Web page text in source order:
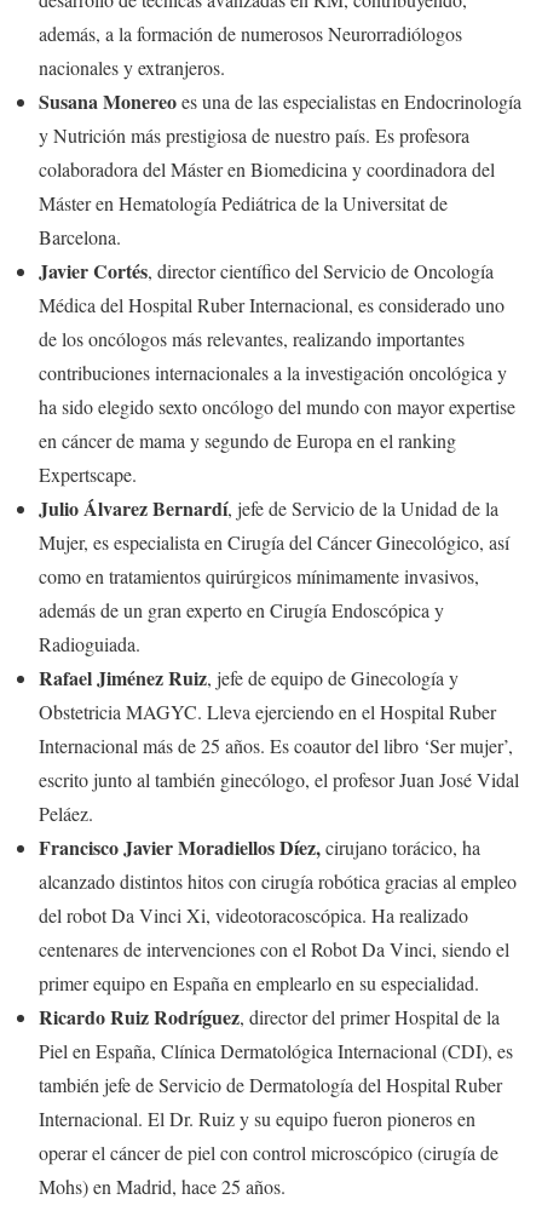
además, a la formación de numerosos Neurorradiólogos
nacionales y extranjeros.
Susana Monereoes una de las especialistas en Endocrinología
y Nutrición más prestigiosa de nuestro país. Es profesora
colaboradora del Máster en Biomedicina y coordinadora del
Máster en Hematología Pediátrica de la Universitat de
Barcelona.
Javier Cortés, director científico del Servicio de Oncología
Médica del Hospital Ruber Internacional, es considerado uno
de los oncólogos más relevantes, realizando importantes
contribuciones internacionales a la investigación oncológica y
ha sido elegido sexto oncólogo del mundo con mayor expertise
en cáncer de mama y segundo de Europa en el ranking
Expertscape.
Julio Álvarez Bernardí, jefe de Servicio de la Unidad de la
Mujer, es especialista en Cirugía del Cáncer Ginecológico, así
como en tratamientos quirúrgicos mínimamente invasivos,
además de un gran experto en Cirugía Endoscópica y
Radioguiada.
Rafael Jiménez Ruiz, jefe de equipo de Ginecología y
Obstetricia MAGYC. Lleva ejerciendo en el Hospital Ruber
Internacional más de 25 años. Es coautor del libro ‘Ser mujer’,
escrito junto al también ginecólogo, el profesor Juan José Vidal
Peláez.
Francisco Javier Moradiellos Díez,cirujano torácico, ha
alcanzado distintos hitos con cirugía robótica gracias al empleo
del robot Da Vinci Xi, videotoracoscópica. Ha realizado
centenares de intervenciones con el Robot Da Vinci, siendo el
primer equipo en España en emplearlo en su especialidad.
Ricardo Ruiz Rodríguez, director del primer Hospital de la
Piel en España, Clínica Dermatológica Internacional (CDI), es
también jefe de Servicio de Dermatología del Hospital Ruber
Internacional. El Dr. Ruiz y su equipo fueron pioneros en
operar el cáncer de piel con control microscópico (cirugía de
Mohs) en Madrid, hace 25 años.